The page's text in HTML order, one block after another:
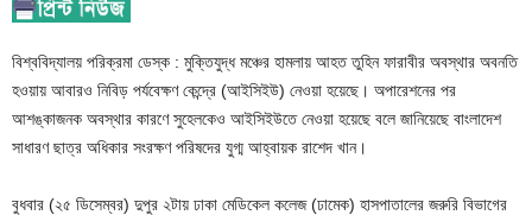
বিশ্ববিদ্যালয় পরিক্রমা ডেস্ক : মুক্তিযুদ্ধ মঞ্চের হামলায় আহত তুহিন ফারাবীর অবস্থার অবনতি
হওয়ায় আবারও নিবিড় পর্যবেক্ষণ কেন্দ্রে (আইসিইউ) নেওয়া হয়েছে। অপারেশনের পর
আশঙ্কাজনক অবস্থার কারণে সুহেলকেও আইসিইউতে নেওয়া হয়েছে বলে জানিয়েছে বাংলাদেশ
সাধারণ ছাত্র অধিকার সংরক্ষণ পরিষদের যুগ্ম আহ্বায়ক রাশেদ খান।
বুধবার (২৫ ডিসেম্বর) দুপুর ২টায় ঢাকা মেডিকেল কলেজ (ঢামেক) হাসপাতালের জরুরি বিভাগের